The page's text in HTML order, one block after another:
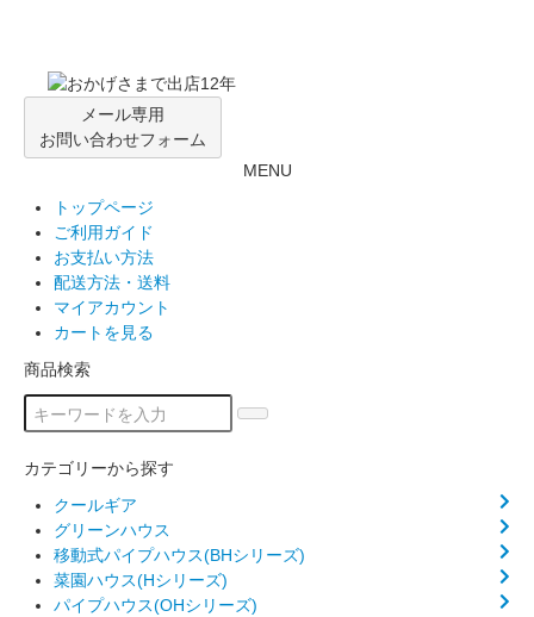
メール専用
お問い合わせフォーム
MENU
トップページ
ご利用ガイド
お支払い方法
配送方法・送料
マイアカウント
カートを見る
商品検索
カテゴリーから探す
クールギア
グリーンハウス
移動式パイプハウス(BHシリーズ)
菜園ハウス(Hシリーズ)
パイプハウス(OHシリーズ)